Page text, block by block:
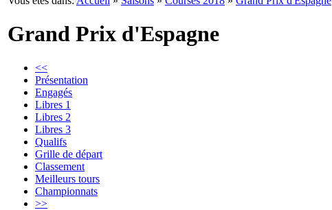
Grand Prix d'Espagne
<<
Présentation
Engagés
Libres 1
Libres 2
Libres 3
Qualifs
Grille de départ
Classement
Meilleurs tours
Championnats
>>